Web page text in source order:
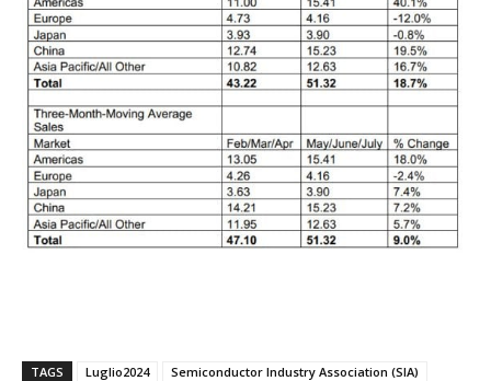
TAGS Luglio2024
Semiconductor Industry Association (SIA)